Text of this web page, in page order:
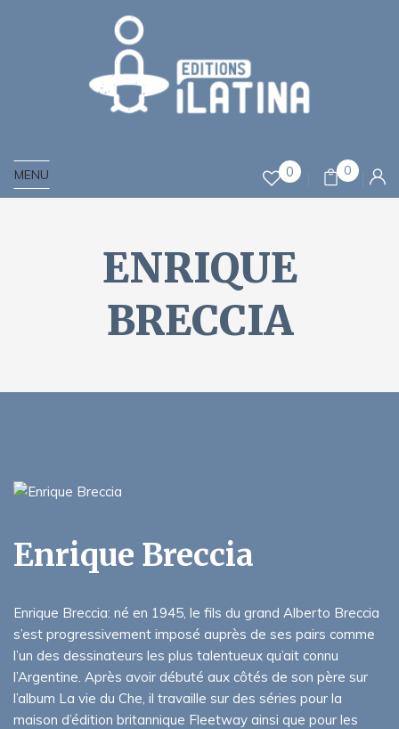
MENU 0 0
ENRIQUE
BRECCIA
Enrique Breccia
Enrique Breccia: né en 1945, le fils du grand Alberto Breccia
s’est progressivement imposé auprès de ses pairs comme
l’un des dessinateurs les plus talentueux qu’ait connu
l’Argentine. Après avoir débuté aux côtés de son père sur
l’album La vie du Che, il travaille sur des séries pour la
maison d’édition britannique Fleetway ainsi que pour les